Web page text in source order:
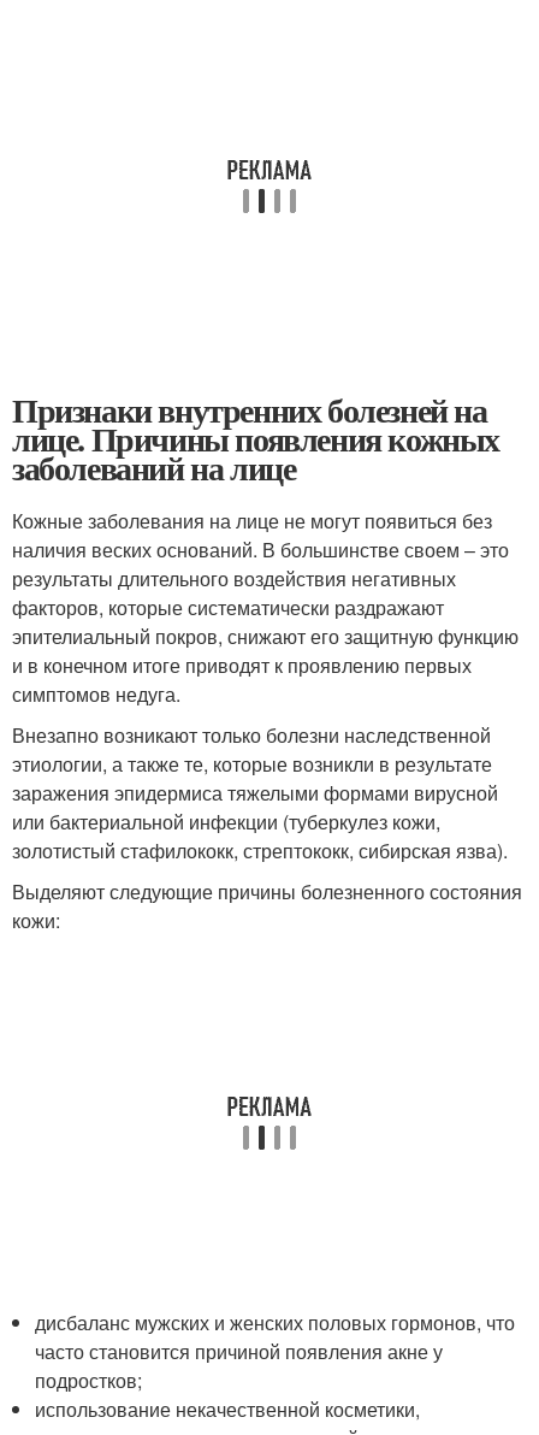
Признаки внутренних болезней на
лице. Причины появления кожных
заболеваний на лице
Кожные заболевания на лице не могут появиться без
наличия веских оснований. В большинстве своем – это
результаты длительного воздействия негативных
факторов, которые систематически раздражают
эпителиальный покров, снижают его защитную функцию
и в конечном итоге приводят к проявлению первых
симптомов недуга.
Внезапно возникают только болезни наследственной
этиологии, а также те, которые возникли в результате
заражения эпидермиса тяжелыми формами вирусной
или бактериальной инфекции (туберкулез кожи,
золотистый стафилококк, стрептококк, сибирская язва).
Выделяют следующие причины болезненного состояния
кожи:
дисбаланс мужских и женских половых гормонов, что
часто становится причиной появления акне у
подростков;
использование некачественной косметики,